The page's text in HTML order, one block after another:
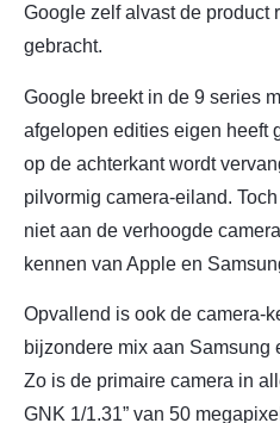
Google zelf alvast de product
gebracht.
Google breekt in de 9 series
afgelopen edities eigen heeft
op de achterkant wordt
pilvormig camera-eiland.
niet aan de verhoogde
kennen van Apple en
Opvallend is ook de camera-
bijzondere mix aan Samsung
Zo is de primaire camera in
GNK 1/1.31” van 50